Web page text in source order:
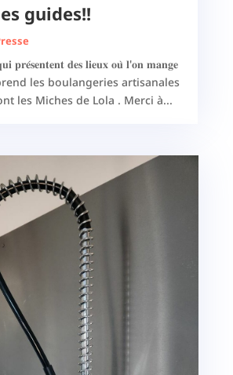
guides!!
𝐩𝐫𝐞́𝐬𝐞𝐧𝐭𝐞𝐧𝐭 𝐝𝐞𝐬 𝐥𝐢𝐞𝐮𝐱 𝐨𝐮̀ 𝐥'𝐨𝐧 𝐦𝐚𝐧𝐠𝐞
les boulangeries artisanales
les Miches de Lola . Merci à...